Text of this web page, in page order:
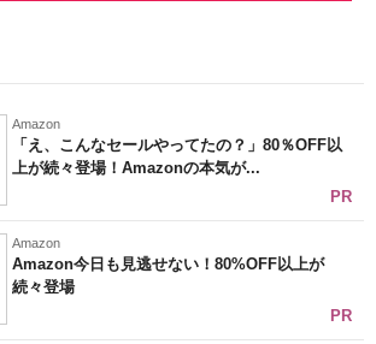
Amazon
「え、こんなセールやってたの？」80％OFF以
上が続々登場！Amazonの本気が...
PR
Amazon
Amazon今日も見逃せない！80%OFF以上が
続々登場
PR